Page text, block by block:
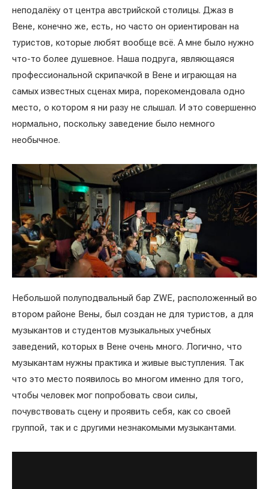
неподалёку от центра австрийской столицы. Джаз в
Вене, конечно же, есть, но часто он ориентирован на
туристов, которые любят вообще всё. А мне было нужно
что-то более душевное. Наша подруга, являющаяся
профессиональной скрипачкой в Вене и играющая на
самых известных сценах мира, порекомендовала одно
место, о котором я ни разу не слышал. И это совершенно
нормально, поскольку заведение было немного
необычное.
Небольшой полуподвальный бар ZWE, расположенный во
втором районе Вены, был создан не для туристов, а для
музыкантов и студентов музыкальных учебных
заведений, которых в Вене очень много. Логично, что
музыкантам нужны практика и живые выступления. Так
что это место появилось во многом именно для того,
чтобы человек мог попробовать свои силы,
почувствовать сцену и проявить себя, как со своей
группой, так и с другими незнакомыми музыкантами.